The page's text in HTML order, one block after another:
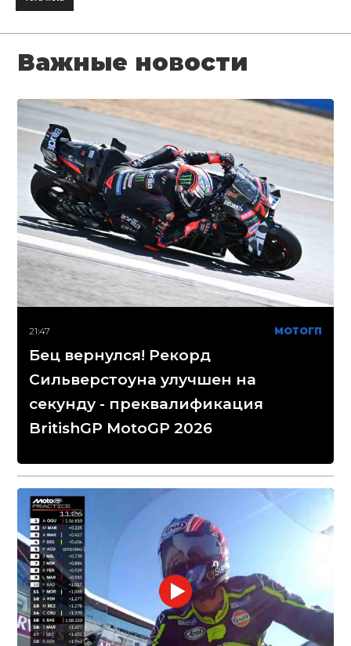
Важные новости
21:47 МОТОГП
Бец вернулся! Рекорд
Сильверстоуна улучшен на
секунду - преквалификация
BritishGP MotoGP 2026